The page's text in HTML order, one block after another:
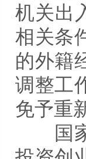
机关出
相关条
的外籍
调整工
免予重
国家